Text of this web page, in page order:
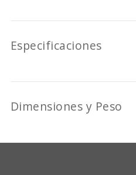
Especificaciones
Dimensiones y Peso